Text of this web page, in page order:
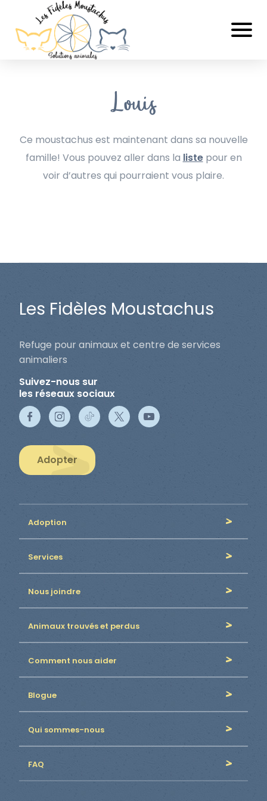
Louis
Ce moustachus est maintenant dans sa nouvelle
famille! Vous pouvez aller dans la listepour en
voir d’autres qui pourraient vous plaire.
Les Fidèles Moustachus
Refuge pour animaux et centre de services
animaliers
Suivez-nous sur
les réseaux sociaux
Adopter
Adoption
Services
Nous joindre
Animaux trouvés et perdus
Comment nous aider
Blogue
Qui sommes-nous
FAQ